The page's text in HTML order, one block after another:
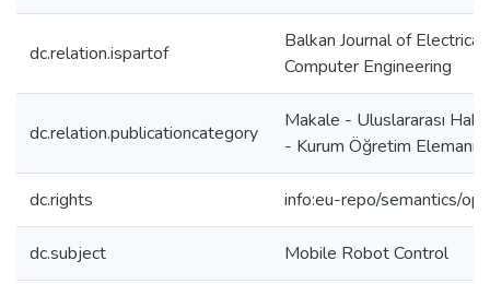
dc.relation.ispartof
Balkan Journal of Electrical
Computer Engineering
dc.relation.publicationcategory
Makale - Uluslararası
- Kurum Öğretim Elemanı
dc.rights info:eu-repo/semantics/
dc.subject Mobile Robot Control